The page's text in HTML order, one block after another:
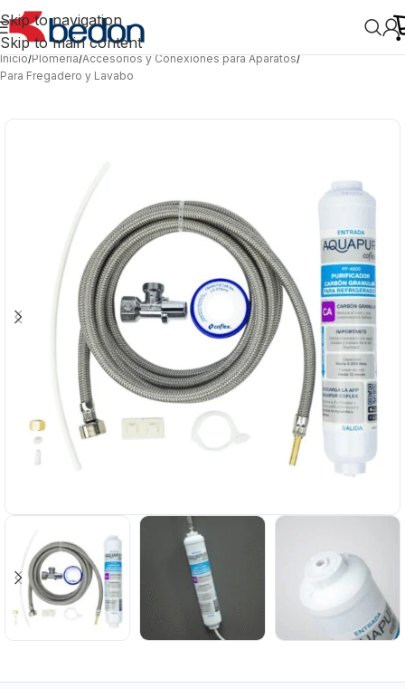
Skip to navigation
Skip to main content
Inicio/Plomería/Accesorios y Conexiones para Aparatos/
Para Fregadero y Lavabo